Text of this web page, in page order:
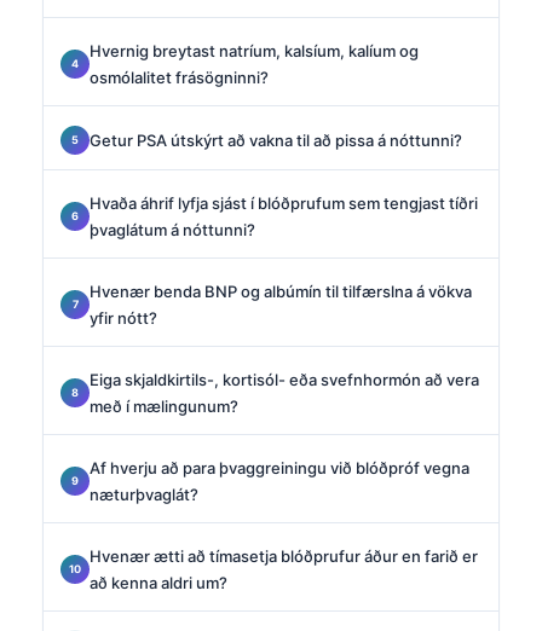
Hvernig breytast natríum, kalsíum, kalíum og
osmólalitet frásögninni?
Getur PSA útskýrt að vakna til að pissa á nóttunni?
Hvaða áhrif lyfja sjást í blóðprufum sem tengjast tíðri
þvaglátum á nóttunni?
Hvenær benda BNP og albúmín til tilfærslna á vökva
yfir nótt?
Eiga skjaldkirtils-, kortisól- eða svefnhormón að vera
með í mælingunum?
Af hverju að para þvaggreiningu við blóðpróf vegna
næturþvaglát?
Hvenær ætti að tímasetja blóðprufur áður en farið er
að kenna aldri um?